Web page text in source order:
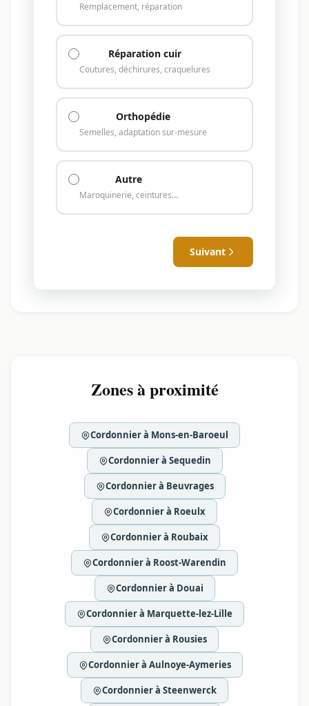
Remplacement, réparation
Réparation cuir
Coutures, déchirures, craquelures
Orthopédie
Semelles, adaptation sur-mesure
Autre
Maroquinerie, ceintures…
Suivant
Zones à proximité
Cordonnier à Mons-en-Baroeul
Cordonnier à Sequedin
Cordonnier à Beuvrages
Cordonnier à Roeulx
Cordonnier à Roubaix
Cordonnier à Roost-Warendin
Cordonnier à Douai
Cordonnier à Marquette-lez-Lille
Cordonnier à Rousies
Cordonnier à Aulnoye-Aymeries
Cordonnier à Steenwerck